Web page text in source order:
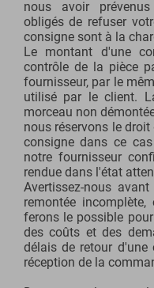
nous avoir
obligés de refuser
consigne sont à la
Le montant d'une
contrôle de la pièce
fournisseur, par le
utilisé par le client.
morceau non
nous réservons le
consigne dans ce
notre fournisseur
rendue dans l'état
Avertissez-nous
remontée incomplète,
ferons le possible
des coûts et des
délais de retour
réception de la